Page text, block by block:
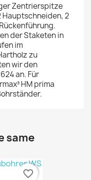
Zentrierspitze
2
der Staketen in
im
zu
wir den
an. Für
HM prima
same
favorite_border